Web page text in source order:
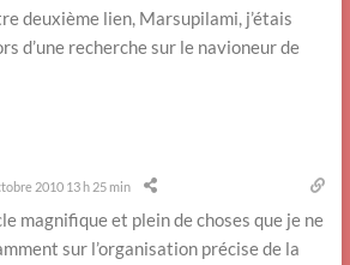
deuxième lien, Marsupilami, j’étais
d’une recherche sur le navioneur de
2010 13 h 25 min
magnifique et plein de choses que je ne
sur l’organisation précise de la